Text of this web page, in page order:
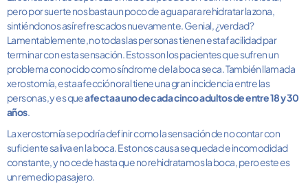
pero por suerte nos basta un poco de agua para rehidratar la zona,
sintiéndonos así refrescados nuevamente. Genial, ¿verdad?
Lamentablemente, no todas las personas tienen esta facilidad par
terminar con esta sensación. Estos son los pacientes que sufren un
problema conocido como síndrome de la boca seca. También llamada
xerostomía, esta afección oral tiene una gran incidencia entre las
personas, y es queafecta a uno de cada cinco adultos de entre 18 y 30
años.
La xerostomía se podría definir como la sensación de no contar con
suficiente saliva en la boca. Esto nos causa sequedad e incomodidad
constante, y no cede hasta que no rehidratamos la boca, pero este es
un remedio pasajero.